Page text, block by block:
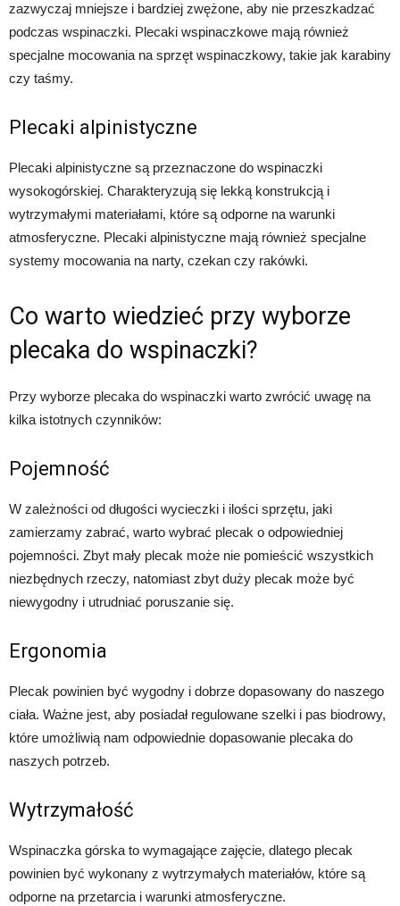
zazwyczaj mniejsze i bardziej zwężone, aby nie przeszkadzać
podczas wspinaczki. Plecaki wspinaczkowe mają również
specjalne mocowania na sprzęt wspinaczkowy, takie jak karabiny
czy taśmy.
Plecaki alpinistyczne
Plecaki alpinistyczne są przeznaczone do wspinaczki
wysokogórskiej. Charakteryzują się lekką konstrukcją i
wytrzymałymi materiałami, które są odporne na warunki
atmosferyczne. Plecaki alpinistyczne mają również specjalne
systemy mocowania na narty, czekan czy rakówki.
Co warto wiedzieć przy wyborze
plecaka do wspinaczki?
Przy wyborze plecaka do wspinaczki warto zwrócić uwagę na
kilka istotnych czynników:
Pojemność
W zależności od długości wycieczki i ilości sprzętu, jaki
zamierzamy zabrać, warto wybrać plecak o odpowiedniej
pojemności. Zbyt mały plecak może nie pomieścić wszystkich
niezbędnych rzeczy, natomiast zbyt duży plecak może być
niewygodny i utrudniać poruszanie się.
Ergonomia
Plecak powinien być wygodny i dobrze dopasowany do naszego
ciała. Ważne jest, aby posiadał regulowane szelki i pas biodrowy,
które umożliwią nam odpowiednie dopasowanie plecaka do
naszych potrzeb.
Wytrzymałość
Wspinaczka górska to wymagające zajęcie, dlatego plecak
powinien być wykonany z wytrzymałych materiałów, które są
odporne na przetarcia i warunki atmosferyczne.